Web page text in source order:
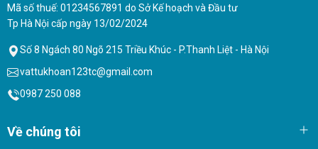
Mã số thuế: 01234567891 do Sở Kế hoạch và Đầu tư
Tp Hà Nội cấp ngày 13/02/2024
Số 8 Ngách 80 Ngõ 215 Triều Khúc - P.Thanh Liệt - Hà Nội
vattukhoan123tc@gmail.com
0987 250 088
Về chúng tôi